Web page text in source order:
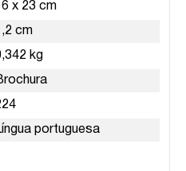
x 23 cm
cm
kg
portuguesa